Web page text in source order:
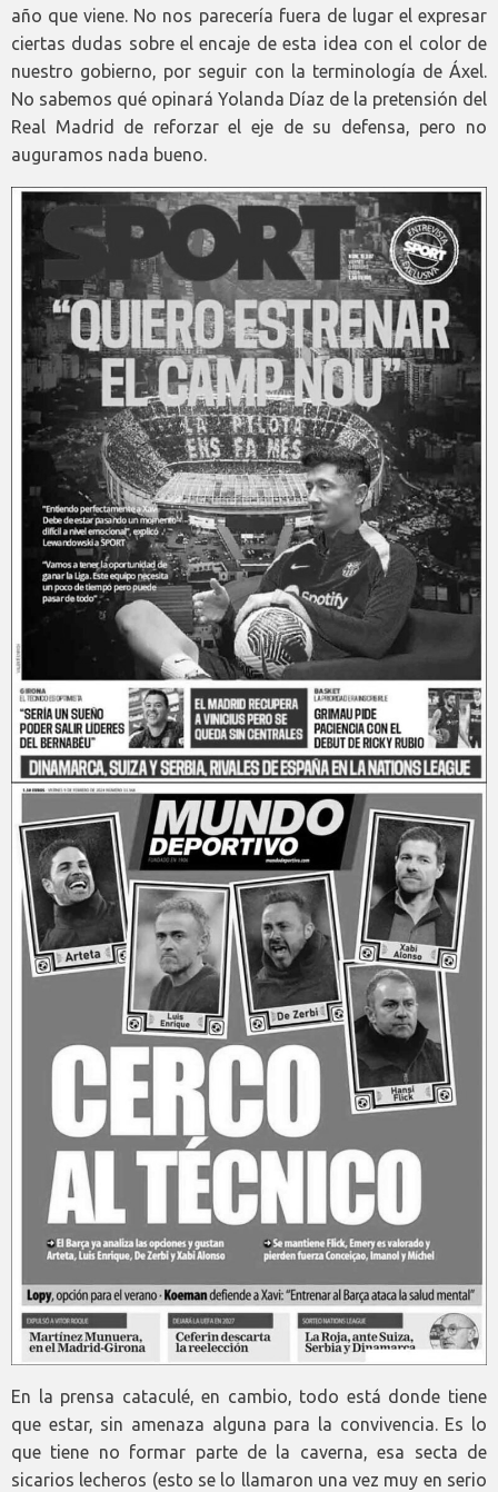
año que viene. No nos parecería fuera de lugar el expresar
ciertas dudas sobre el encaje de esta idea con el color de
nuestro gobierno, por seguir con la terminología de Áxel.
No sabemos qué opinará Yolanda Díaz de la pretensión del
Real Madrid de reforzar el eje de su defensa, pero no
auguramos nada bueno.
En la prensa cataculé, en cambio, todo está donde tiene
que estar, sin amenaza alguna para la convivencia. Es lo
que tiene no formar parte de la caverna, esa secta de
sicarios lecheros (esto se lo llamaron una vez muy en serio